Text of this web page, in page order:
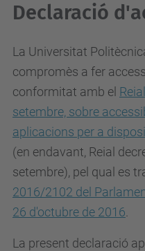
Declaració
La Universitat
compromès a fer
conformitat amb el
setembre, sobre
aplicacions per a
(en endavant, Reial
setembre), pel qual es
2016/2102 del
26 d'octubre de 2016
La present declaració